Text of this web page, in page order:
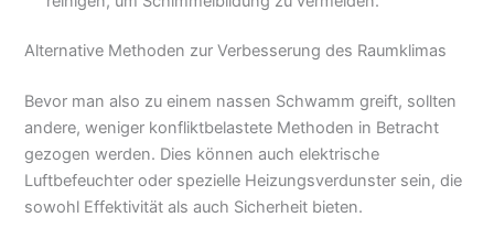
Alternative Methoden zur Verbesserung des Raumklimas
Bevor man also zu einem nassen Schwamm greift, sollten
andere, weniger konfliktbelastete Methoden in Betracht
gezogen werden. Dies können auch elektrische
Luftbefeuchter oder spezielle Heizungsverdunster sein, die
sowohl Effektivität als auch Sicherheit bieten.